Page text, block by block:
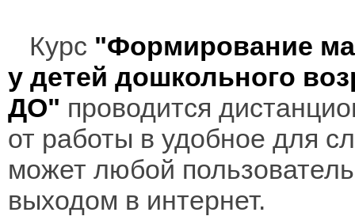
Курс "Формирование
у детей дошкольного
ДО" проводится
от работы в удобное для
может любой
выходом в интернет.